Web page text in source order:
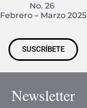
No. 26
Febrero – Marzo 2025
SUSCRÍBETE
Newsletter